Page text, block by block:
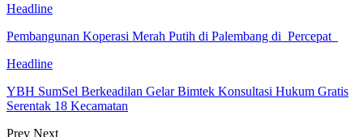
Headline
Pembangunan Koperasi Merah Putih di Palembang di Percepat
Headline
YBH SumSel Berkeadilan Gelar Bimtek Konsultasi Hukum Gratis
Serentak 18 Kecamatan
Prev Next